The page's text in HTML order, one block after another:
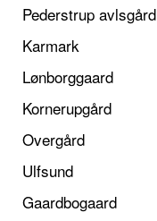
Pederstrup avlsgård
Karmark
Lønborggaard
Kornerupgård
Overgård
Ulfsund
Gaardbogaard